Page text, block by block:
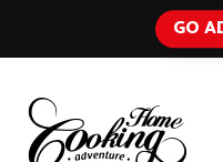
GO